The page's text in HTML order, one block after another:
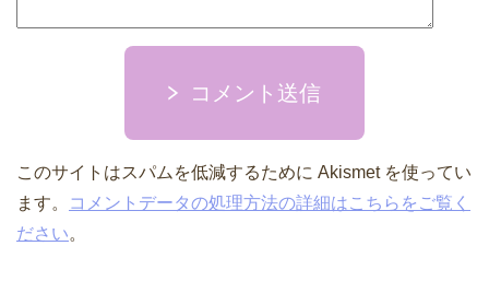
コメント送信
このサイトはスパムを低減するために Akismet を使ってい
ます。
コメントデータの処理方法の詳細はこちらをご覧く
ださい。